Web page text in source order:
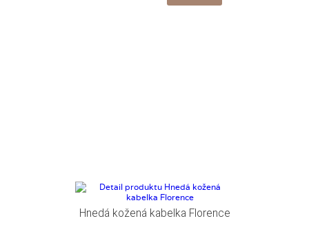
Hnedá kožená kabelka Florence